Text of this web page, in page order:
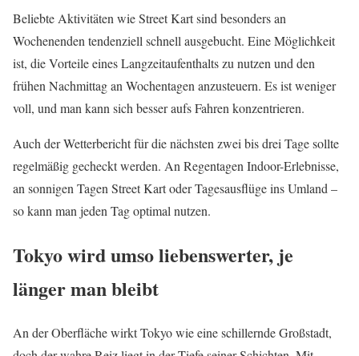
Beliebte Aktivitäten wie Street Kart sind besonders an
Wochenenden tendenziell schnell ausgebucht. Eine Möglichkeit
ist, die Vorteile eines Langzeitaufenthalts zu nutzen und den
frühen Nachmittag an Wochentagen anzusteuern. Es ist weniger
voll, und man kann sich besser aufs Fahren konzentrieren.
Auch der Wetterbericht für die nächsten zwei bis drei Tage sollte
regelmäßig gecheckt werden. An Regentagen Indoor-Erlebnisse,
an sonnigen Tagen Street Kart oder Tagesausflüge ins Umland –
so kann man jeden Tag optimal nutzen.
Tokyo wird umso liebenswerter, je
länger man bleibt
An der Oberfläche wirkt Tokyo wie eine schillernde Großstadt,